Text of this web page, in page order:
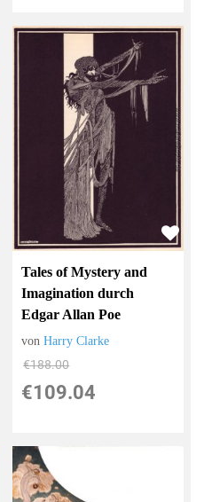
Tales of Mystery and
Imagination durch
Edgar Allan Poe
vonHarry Clarke
€188.00
€109.04